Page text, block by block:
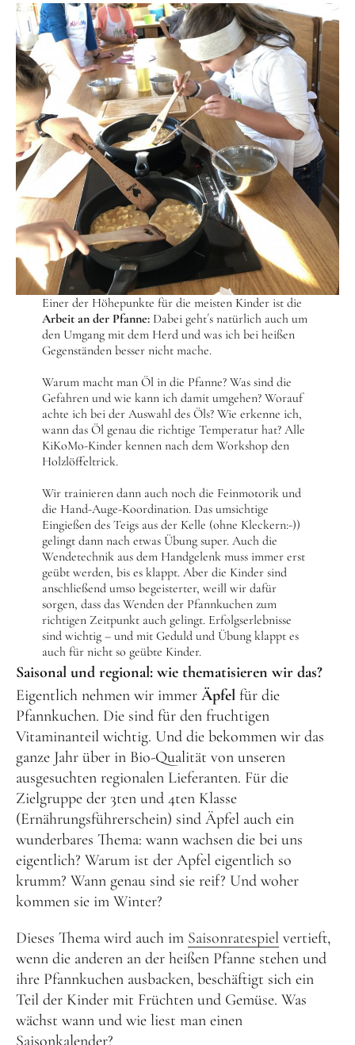
Einer der Höhepunkte für die meisten Kinder ist die
Arbeit an der Pfanne: Dabei geht´s natürlich auch um
den Umgang mit dem Herd und was ich bei heißen
Gegenständen besser nicht mache.
Warum macht man Öl in die Pfanne? Was sind die
Gefahren und wie kann ich damit umgehen? Worauf
achte ich bei der Auswahl des Öls? Wie erkenne ich,
wann das Öl genau die richtige Temperatur hat? Alle
KiKoMo-Kinder kennen nach dem Workshop den
Holzlöffeltrick.
Wir trainieren dann auch noch die Feinmotorik und
die Hand-Auge-Koordination. Das umsichtige
Eingießen des Teigs aus der Kelle (ohne Kleckern:-))
gelingt dann nach etwas Übung super. Auch die
Wendetechnik aus dem Handgelenk muss immer erst
geübt werden, bis es klappt. Aber die Kinder sind
anschließend umso begeisterter, weill wir dafür
sorgen, dass das Wenden der Pfannkuchen zum
richtigen Zeitpunkt auch gelingt. Erfolgserlebnisse
sind wichtig – und mit Geduld und Übung klappt es
auch für nicht so geübte Kinder.
Saisonal und regional: wie thematisieren wir das?
Eigentlich nehmen wir immer Äpfel für die
Pfannkuchen. Die sind für den fruchtigen
Vitaminanteil wichtig. Und die bekommen wir das
ganze Jahr über in Bio-Qualität von unseren
ausgesuchten regionalen Lieferanten. Für die
Zielgruppe der 3ten und 4ten Klasse
(Ernährungsführerschein) sind Äpfel auch ein
wunderbares Thema: wann wachsen die bei uns
eigentlich? Warum ist der Apfel eigentlich so
krumm? Wann genau sind sie reif? Und woher
kommen sie im Winter?
Dieses Thema wird auch im Saisonratespiel vertieft,
wenn die anderen an der heißen Pfanne stehen und
ihre Pfannkuchen ausbacken, beschäftigt sich ein
Teil der Kinder mit Früchten und Gemüse. Was
wächst wann und wie liest man einen
Saisonkalender?